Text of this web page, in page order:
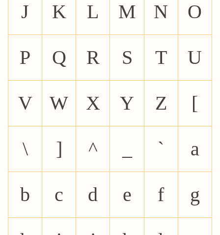
J K L M N O
P Q R S T U
V W X Y Z [
\ ] ^ ` a
b c d e f g